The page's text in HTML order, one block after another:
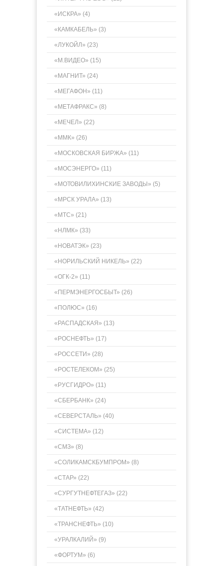
«ИСКРА» (4)
«КАМКАБЕЛЬ» (3)
«ЛУКОЙЛ» (23)
«М.ВИДЕО» (15)
«МАГНИТ» (24)
«МЕГАФОН» (11)
«МЕТАФРАКС» (8)
«МЕЧЕЛ» (22)
«ММК» (26)
«МОСКОВСКАЯ БИРЖА» (11)
«МОСЭНЕРГО» (11)
«МОТОВИЛИХИНСКИЕ ЗАВОДЫ» (5)
«МРСК УРАЛА» (13)
«МТС» (21)
«НЛМК» (33)
«НОВАТЭК» (23)
«НОРИЛЬСКИЙ НИКЕЛЬ» (22)
«ОГК-2» (11)
«ПЕРМЭНЕРГОСБЫТ» (26)
«ПОЛЮС» (16)
«РАСПАДСКАЯ» (13)
«РОСНЕФТЬ» (17)
«РОССЕТИ» (28)
«РОСТЕЛЕКОМ» (25)
«РУСГИДРО» (11)
«СБЕРБАНК» (24)
«СЕВЕРСТАЛЬ» (40)
«СИСТЕМА» (12)
«СМЗ» (8)
«СОЛИКАМСКБУМПРОМ» (8)
«СТАР» (22)
«СУРГУТНЕФТЕГАЗ» (22)
«ТАТНЕФТЬ» (42)
«ТРАНСНЕФТЬ» (10)
«УРАЛКАЛИЙ» (9)
«ФОРТУМ» (6)